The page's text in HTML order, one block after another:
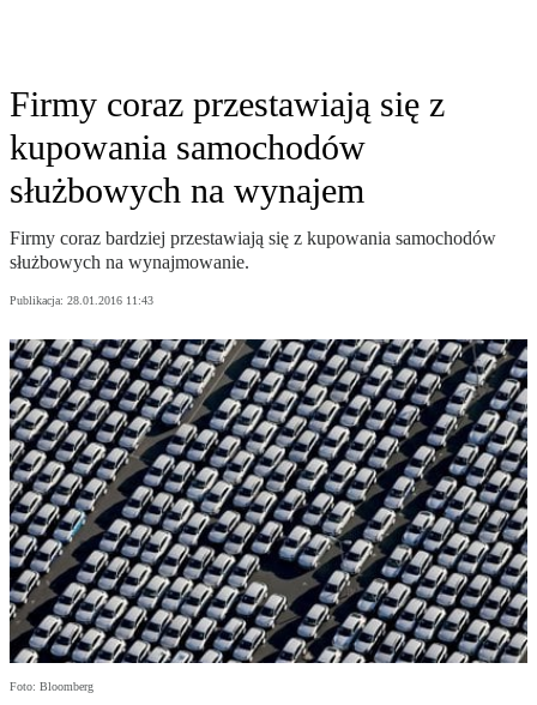
Firmy coraz przestawiają się z
kupowania samochodów
służbowych na wynajem
Firmy coraz bardziej przestawiają się z kupowania samochodów
służbowych na wynajmowanie.
Publikacja: 28.01.2016 11:43
Foto: Bloomberg